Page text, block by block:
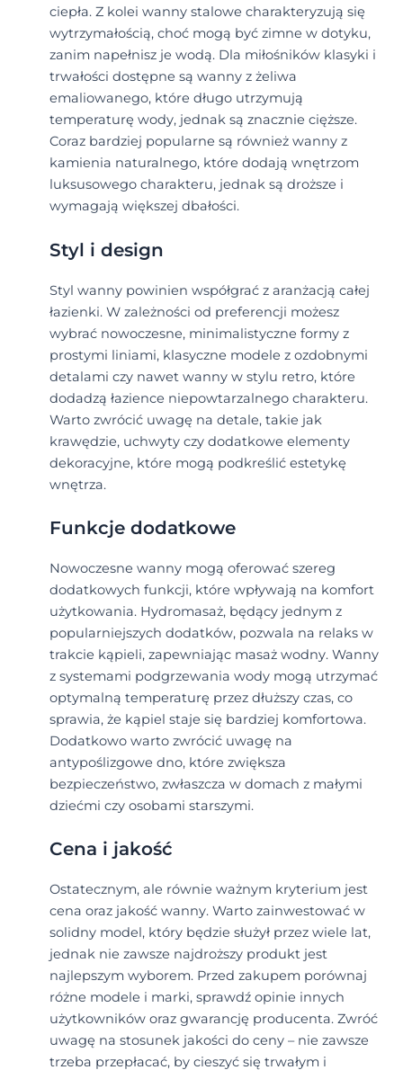
ciepła. Z kolei wanny stalowe charakteryzują się
wytrzymałością, choć mogą być zimne w dotyku,
zanim napełnisz je wodą. Dla miłośników klasyki i
trwałości dostępne są wanny z żeliwa
emaliowanego, które długo utrzymują
temperaturę wody, jednak są znacznie cięższe.
Coraz bardziej popularne są również wanny z
kamienia naturalnego, które dodają wnętrzom
luksusowego charakteru, jednak są droższe i
wymagają większej dbałości.
Styl i design
Styl wanny powinien współgrać z aranżacją całej
łazienki. W zależności od preferencji możesz
wybrać nowoczesne, minimalistyczne formy z
prostymi liniami, klasyczne modele z ozdobnymi
detalami czy nawet wanny w stylu retro, które
dodadzą łazience niepowtarzalnego charakteru.
Warto zwrócić uwagę na detale, takie jak
krawędzie, uchwyty czy dodatkowe elementy
dekoracyjne, które mogą podkreślić estetykę
wnętrza.
Funkcje dodatkowe
Nowoczesne wanny mogą oferować szereg
dodatkowych funkcji, które wpływają na komfort
użytkowania. Hydromasaż, będący jednym z
popularniejszych dodatków, pozwala na relaks w
trakcie kąpieli, zapewniając masaż wodny. Wanny
z systemami podgrzewania wody mogą utrzymać
optymalną temperaturę przez dłuższy czas, co
sprawia, że kąpiel staje się bardziej komfortowa.
Dodatkowo warto zwrócić uwagę na
antypoślizgowe dno, które zwiększa
bezpieczeństwo, zwłaszcza w domach z małymi
dziećmi czy osobami starszymi.
Cena i jakość
Ostatecznym, ale równie ważnym kryterium jest
cena oraz jakość wanny. Warto zainwestować w
solidny model, który będzie służył przez wiele lat,
jednak nie zawsze najdroższy produkt jest
najlepszym wyborem. Przed zakupem porównaj
różne modele i marki, sprawdź opinie innych
użytkowników oraz gwarancję producenta. Zwróć
uwagę na stosunek jakości do ceny – nie zawsze
trzeba przepłacać, by cieszyć się trwałym i